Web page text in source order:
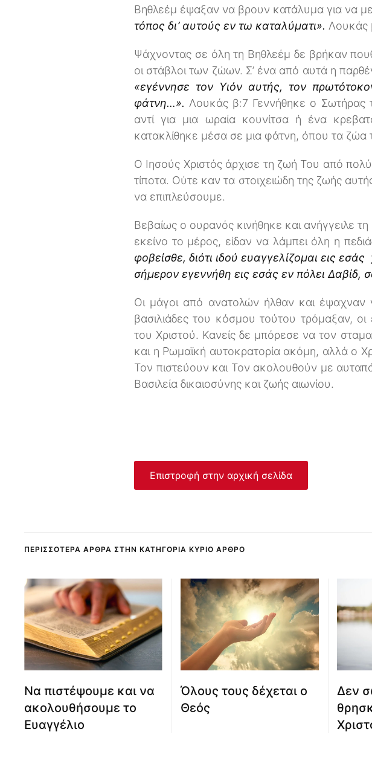
Βηθλεέμ έψαξαν να βρουν κατάλυμα για να
τόπος δι’ αυτούς εν τω καταλύματι». Λουκάς
Ψάχνοντας σε όλη τη Βηθλεέμ δε βρήκαν
οι στάβλοι των ζώων. Σ’ ένα από αυτά η
«εγέννησε τον Υιόν αυτής, τον
φάτνη…». Λουκάς β:7 Γεννήθηκε ο Σωτήρας
αντί για μια ωραία κουνίτσα ή ένα
κατακλίθηκε μέσα σε μια φάτνη, όπου τα ζώα
Ο Ιησούς Χριστός άρχισε τη ζωή Του από
τίποτα. Ούτε καν τα στοιχειώδη της ζωής
να επιπλεύσουμε.
Βεβαίως ο ουρανός κινήθηκε και ανήγγειλε
εκείνο το μέρος, είδαν να λάμπει όλη η
φοβείσθε, διότι ιδού ευαγγελίζομαι εις
σήμερον εγεννήθη εις εσάς εν πόλει Δαβίδ,
Οι μάγοι από ανατολών ήλθαν και έψαχναν
βασιλιάδες του κόσμου τούτου τρόμαξαν,
του Χριστού. Κανείς δε μπόρεσε να τον
και η Ρωμαϊκή αυτοκρατορία ακόμη, αλλά ο
Τον πιστεύουν και Τον ακολουθούν με
Βασιλεία δικαιοσύνης και ζωής αιωνίου.
Επιστροφή στην αρχική σελίδα
ΠΕΡΙΣΣΌΤΕΡΑ ΆΡΘΡΑ ΣΤΗΝ ΚΑΤΗΓΟΡΊΑ ΚΎΡΙΟ ΆΡΘΡΟ
Να πιστέψουμε και να
ακολουθήσουμε το
Ευαγγέλιο
Όλους τους δέχεται ο
Θεός
Δεν